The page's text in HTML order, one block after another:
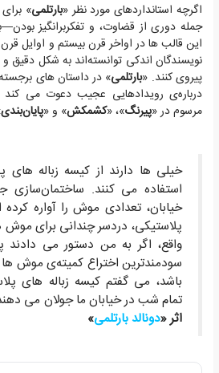
اگرچه استانداردهای مورد نظر «بارتلمی»
جمله دوری از قضاوت، و تفکربرانگیز
این قالب ها در اواخر قرن بیستم و اوایل
نویسندگان اندکی توانسته‌اند به شکل
پیروی کنند. «بارتلمی» در داستان های
درباره‌ی رویدادهایی عجیب دعوت می کند
مرسوم در «پیرنگ»، «کشمکش» و «پایان‌بندی
خیلی ها دارند از کیسه زباله های
استفاده می کنند. ساختمان‌سازی
خیابان، تعدادی موش را آواره
پلاستیکی، دردسر چندانی برای
واقع، اگر به من دستور می
سودمندترین اختراع کمیته‌ی موش
باشد، می گفتم کیسه زباله های
تمام شب در خیابان ما جولان می
اثر «دونالد بارتلمی»